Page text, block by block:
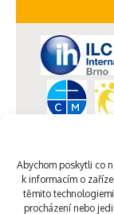
Abychom poskytli co
k informacím o
těmito
procházení nebo